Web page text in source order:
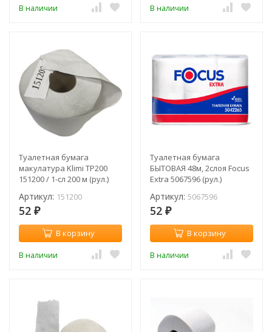
В наличии В наличии
Туалетная бумага
макулатура Klimi TP200
151200 / 1-сл 200 м (рул.)
Артикул: 151200
52 ₽
В корзину
В наличии
Туалетная бумага
БЫТОВАЯ 48м, 2слоя Focus
Extra 5067596 (рул.)
Артикул: 5067596
52 ₽
В корзину
В наличии